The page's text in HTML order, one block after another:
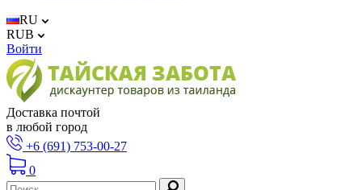
RU
RUB
Войти
Доставка почтой
в любой город
+6 (691) 753-00-27
0